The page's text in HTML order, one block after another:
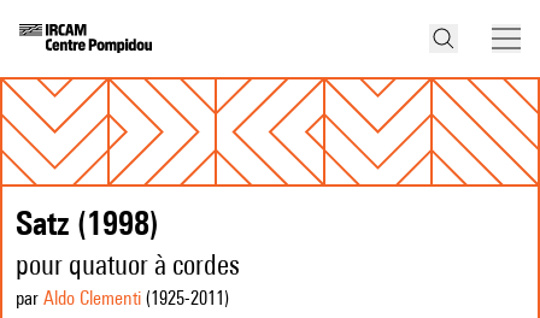
Satz (1998)
pour quatuor à cordes
par Aldo Clementi (1925-2011 )